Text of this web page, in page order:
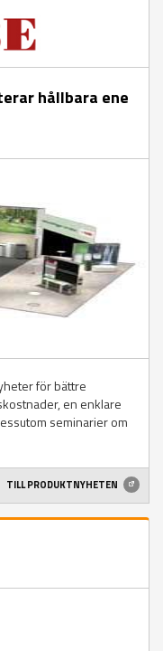
hållbara ene
för bättre
en enklare
seminarier om
TILL PRODUKTNYHETEN